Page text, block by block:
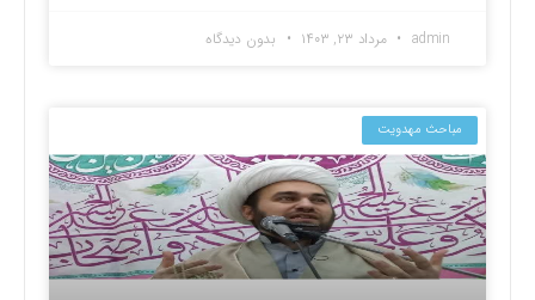
admin مرداد ۲۳, ۱۴۰۳ بدون دیدگاه
مباحث مهدویت